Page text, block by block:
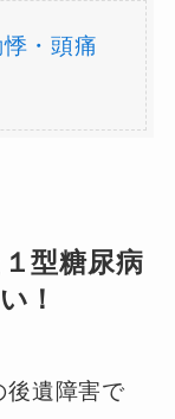
・頭痛
型糖尿病
！
後遺障害で